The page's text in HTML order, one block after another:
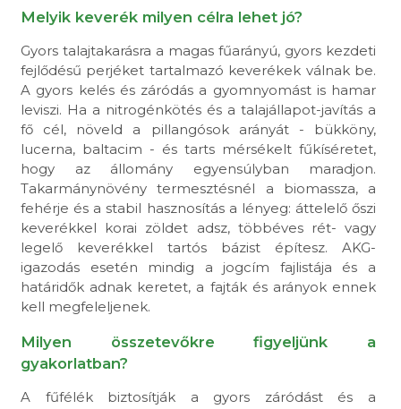
Melyik keverék milyen célra lehet jó?
Gyors talajtakarásra a magas fűarányú, gyors kezdeti
fejlődésű perjéket tartalmazó keverékek válnak be.
A gyors kelés és záródás a gyomnyomást is hamar
leviszi. Ha a nitrogénkötés és a talajállapot-javítás a
fő cél, növeld a pillangósok arányát - bükköny,
lucerna, baltacim - és tarts mérsékelt fűkíséretet,
hogy az állomány egyensúlyban maradjon.
Takarmánynövény termesztésnél a biomassza, a
fehérje és a stabil hasznosítás a lényeg: áttelelő őszi
keverékkel korai zöldet adsz, többéves rét- vagy
legelő keverékkel tartós bázist építesz. AKG-
igazodás esetén mindig a jogcím fajlistája és a
határidők adnak keretet, a fajták és arányok ennek
kell megfeleljenek.
Milyen összetevőkre figyeljünk a
gyakorlatban?
A fűfélék biztosítják a gyors záródást és a